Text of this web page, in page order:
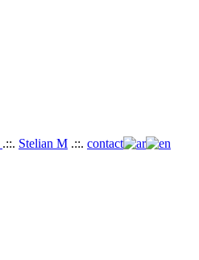
.::. Stelian M .::. contact